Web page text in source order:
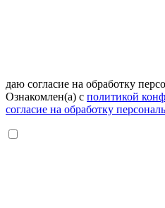
даю согласие на обработку
Ознакомлен(а) с политикой
согласие на обработку